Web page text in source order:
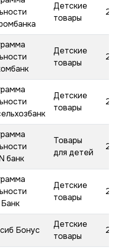
Детские
товары
Детские
товары
Детские
товары
банк
Товары
для детей
Детские
товары
Бонус
Детские
товары